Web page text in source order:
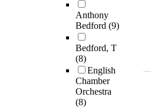
Anthony
Bedford (9)
Bedford, T
(8)
English
Chamber
Orchestra
(8)